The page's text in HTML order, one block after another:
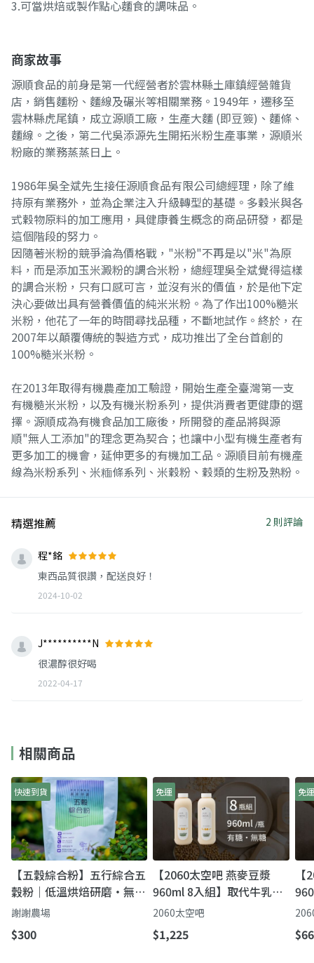
3.可當烘焙或製作點心麵食的調味品。
商家故事
源順食品的前身是第一代經營者於雲林縣土庫鎮經營雜貨
店，銷售麵粉、麵線及碾米等相關業務。1949年，遷移至
雲林縣虎尾鎮，成立源順工廠，生產大麵 (即豆簽)、麵條、
麵線。之後，第二代吳添源先生開拓米粉生產事業，源順米
粉廠的業務蒸蒸日上。
1986年吳全斌先生接任源順食品有限公司總經理，除了維
持原有業務外，並為企業注入升級轉型的基礎。多穀米與各
式穀物原料的加工應用，具健康養生概念的商品研發，都是
這個階段的努力。
因隨著米粉的競爭淪為價格戰，"米粉"不再是以"米"為原
料，而是添加玉米澱粉的調合米粉，總經理吳全斌覺得這樣
的調合米粉，只有口感可言，並沒有米的價值，於是他下定
決心要做出具有營養價值的純米米粉。為了作出100%糙米
米粉，他花了一年的時間尋找品種，不斷地試作。終於，在
2007年以顛覆傳統的製造方式，成功推出了全台首創的
100%糙米米粉。
在2013年取得有機農產加工驗證，開始生產全臺灣第一支
有機糙米米粉，以及有機米粉系列，提供消費者更健康的選
擇。源順成為有機食品加工廠後，所開發的產品將與源
順"無人工添加"的理念更為契合；也讓中小型有機生產者有
更多加工的機會，延伸更多的有機加工品。源順目前有機產
線為米粉系列、米糆條系列、米穀粉、穀類的生粉及熟粉。
精選推薦 2 則評論
程*銘
東西品質很讚，配送良好！
2024-10-02
J**********N
很濃醇很好喝
2022-04-17
相關商品
快速到貨
【五穀綜合粉】五行綜合五
穀粉｜低溫烘焙研磨・無糖
無添加，忙碌早晨一杯就到
位
謝謝農場
$300
免運
【2060太空吧 燕麥豆漿
960ml 8入組】取代牛乳首
選｜天然植物乳（無糖／微
糖）
2060太空吧
$1,225
免運
選
糖